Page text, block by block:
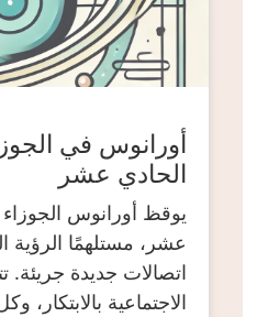
أورانوس في
الحادي عشر
يوقظ أورانوس
عشر، مستلهمًا الرؤية
اتصالات جديدة جريئة.
الاجتماعية بالابتكار،